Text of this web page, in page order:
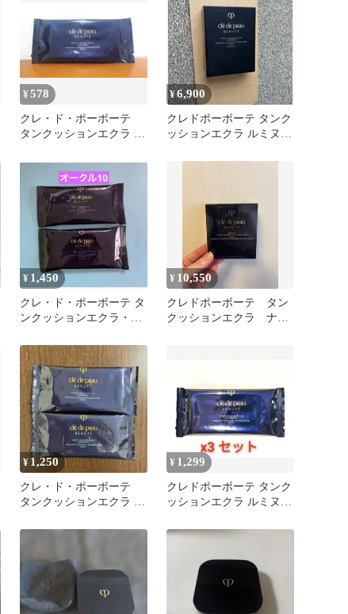
¥578
クレ・ド・ポーボーテ
タンクッションエクラ ル
¥6,900
クレドポーボーテ タンク
ッションエクラ ルミヌ
¥ 1,450
クレ・ド・ポーボーテ タ
ンクッションエクラ・ナ
¥ 10,550
クレドポーボーテ タン
クッションエクラ ナチ
¥1,250
クレ・ド・ポーボーテ
タンクッションエクラ ル
¥ 1,299
クレドポーボーテ タンク
ッションエクラ ルミヌ